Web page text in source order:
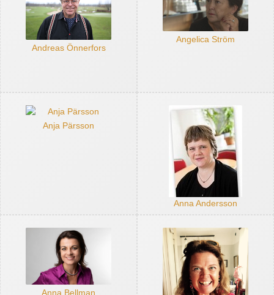
Andreas Önnerfors
Angelica Ström
Anja Pärsson
Anna Andersson
Anna Bellman